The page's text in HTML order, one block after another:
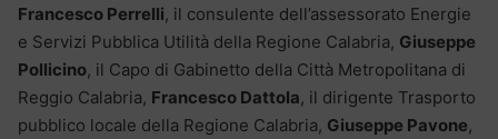
Francesco Perrelli, il consulente dell’assessorato Energie
e Servizi Pubblica Utilità della Regione Calabria, Giuseppe
Pollicino, il Capo di Gabinetto della Città Metropolitana di
Reggio Calabria, Francesco Dattola, il dirigente Trasporto
pubblico locale della Regione Calabria, Giuseppe Pavone,